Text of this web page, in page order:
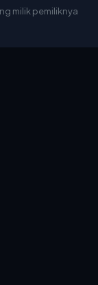
milik pemiliknya